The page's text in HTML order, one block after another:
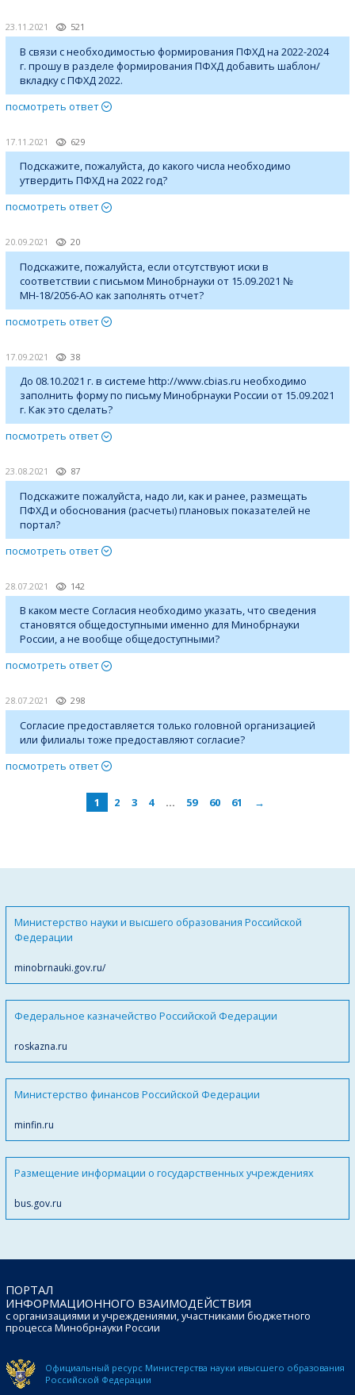
23.11.2021 521
В связи с необходимостью формирования ПФХД на 2022-2024
г. прошу в разделе формирования ПФХД добавить шаблон/
вкладку с ПФХД 2022.
посмотреть ответ
17.11.2021 629
Подскажите, пожалуйста, до какого числа необходимо
утвердить ПФХД на 2022 год?
посмотреть ответ
20.09.2021 20
Подскажите, пожалуйста, если отсутствуют иски в
соответствии с письмом Минобрнауки от 15.09.2021 №
МН-18/2056-АО как заполнять отчет?
посмотреть ответ
17.09.2021 38
До 08.10.2021 г. в системе http://www.cbias.ru необходимо
заполнить форму по письму Минобрнауки России от 15.09.2021
г. Как это сделать?
посмотреть ответ
23.08.2021 87
Подскажите пожалуйста, надо ли, как и ранее, размещать
ПФХД и обоснования (расчеты) плановых показателей не
портал?
посмотреть ответ
28.07.2021 142
В каком месте Согласия необходимо указать, что сведения
становятся общедоступными именно для Минобрнауки
России, а не вообще общедоступными?
посмотреть ответ
28.07.2021 298
Согласие предоставляется только головной организацией
или филиалы тоже предоставляют согласие?
посмотреть ответ
1 2 3 4 … 59 60 61 →
Министерство науки и высшего образования Российской
Федерации
minobrnauki.gov.ru/
Федеральное казначейство Российской Федерации
roskazna.ru
Министерство финансов Российской Федерации
minfin.ru
Размещение информации о государственных учреждениях
bus.gov.ru
ПОРТАЛ
ИНФОРМАЦИОННОГО ВЗАИМОДЕЙСТВИЯ
с организациями и учреждениями, участниками бюджетного
процесса Минобрнауки России
Официальный ресурс Министерства науки ивысшего образования
Российской Федерации